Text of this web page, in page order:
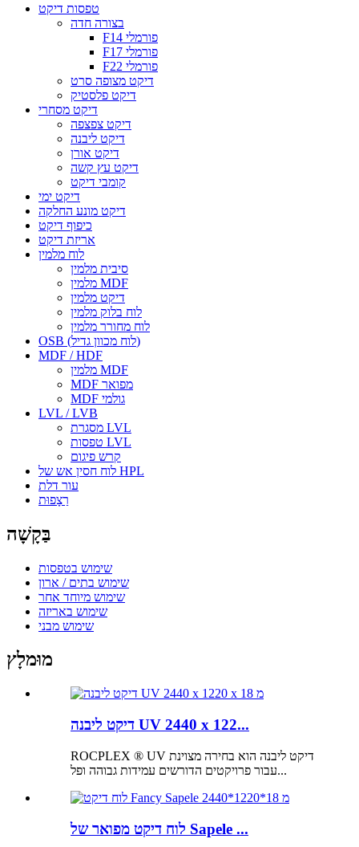
טפסות דיקט
בצורה חדה
F14 פורמלי
F17 פורמלי
F22 פורמלי
דיקט מצופה סרט
דיקט פלסטיק
דיקט מסחרי
דיקט צפצפה
דיקט ליבנה
דיקט אורן
דיקט עץ קשה
קומבי דיקט
דיקט ימי
דיקט מונע החלקה
כיפוף דיקט
אריזת דיקט
לוח מלמין
סיבית מלמין
מלמין MDF
דיקט מלמין
לוח בלוק מלמין
לוח מחורר מלמין
OSB (לוח מכוון גדיל)
MDF / HDF
מלמין MDF
MDF מפואר
MDF גולמי
LVL / LVB
מסגרת LVL
טפסות LVL
קרש פיגום
לוח חסין אש של HPL
עור דלת
רַצָפוּת
בַּקָשָׁה
שימוש בטפסות
שימוש בתים / ארון
שימוש מיוחד אחר
שימוש באריזה
שימוש מבני
מוּמלָץ
דיקט ליבנה UV 2440 x 122...
ROCPLEX ® UV דיקט ליבנה הוא בחירה מצוינת
עבור פרויקטים הדורשים עמידות גבוהה ופל...
לוח דיקט מפואר של Sapele ...